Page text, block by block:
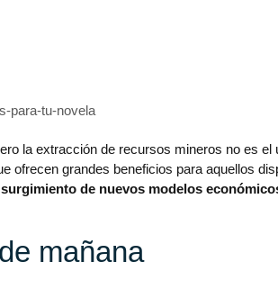
para-tu-novela
la extracción de recursos mineros no es el
ofrecen grandes beneficios para aquellos
surgimiento de nuevos modelos
mañana